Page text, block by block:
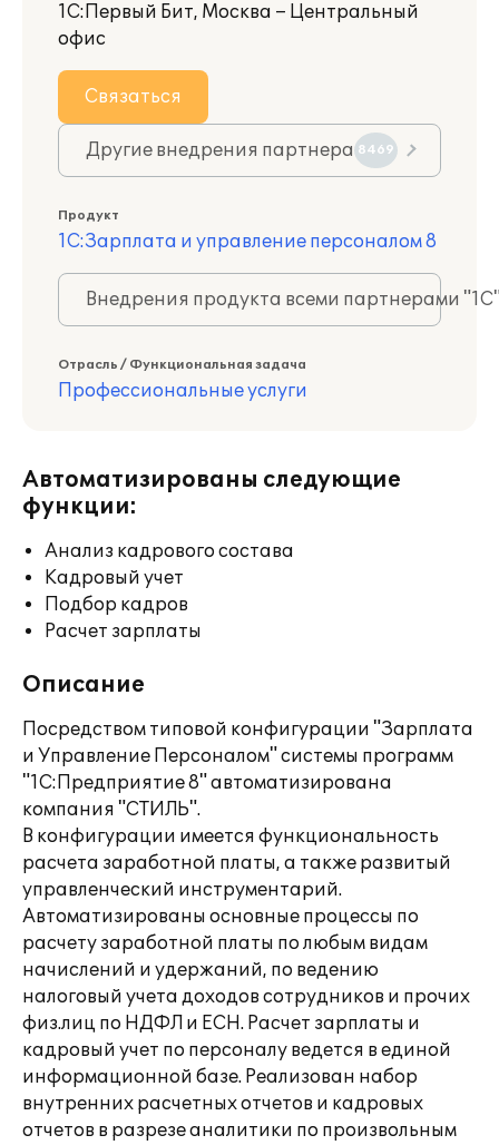
1С:Первый Бит, Москва – Центральный
офис
Связаться
Другие внедрения партнера 8469
Продукт
1С:Зарплата и управление персоналом 8
Внедрения продукта всеми партнерами
Отрасль / Функциональная задача
Профессиональные услуги
Автоматизированы следующие
функции:
Анализ кадрового состава
Кадровый учет
Подбор кадров
Расчет зарплаты
Описание
Посредством типовой конфигурации "Зарплата
и Управление Персоналом" системы программ
"1С:Предприятие 8" автоматизирована
компания "СТИЛЬ".
В конфигурации имеется функциональность
расчета заработной платы, а также развитый
управленческий инструментарий.
Автоматизированы основные процессы по
расчету заработной платы по любым видам
начислений и удержаний, по ведению
налоговый учета доходов сотрудников и прочих
физ.лиц по НДФЛ и ЕСН. Расчет зарплаты и
кадровый учет по персоналу ведется в единой
информационной базе. Реализован набор
внутренних расчетных отчетов и кадровых
отчетов в разрезе аналитики по произвольным